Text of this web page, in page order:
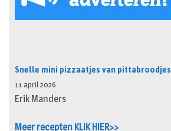
Snelle mini pizzaatjes van pittabroodjes
11 april 2026
Erik Manders
Meer recepten KLIK HIER>>